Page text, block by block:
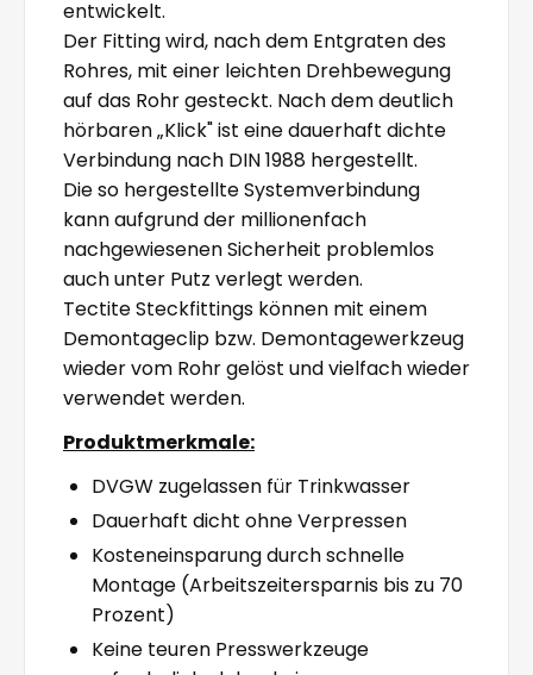
entwickelt.
Der Fitting wird, nach dem Entgraten des
Rohres, mit einer leichten Drehbewegung
auf das Rohr gesteckt. Nach dem deutlich
hörbaren „Klick" ist eine dauerhaft dichte
Verbindung nach DIN 1988 hergestellt.
Die so hergestellte Systemverbindung
kann aufgrund der millionenfach
nachgewiesenen Sicherheit problemlos
auch unter Putz verlegt werden.
Tectite Steckfittings können mit einem
Demontageclip bzw. Demontagewerkzeug
wieder vom Rohr gelöst und vielfach wieder
verwendet werden.
Produktmerkmale:
DVGW zugelassen für Trinkwasser
Dauerhaft dicht ohne Verpressen
Kosteneinsparung durch schnelle
Montage (Arbeitszeitersparnis bis zu 70
Prozent)
Keine teuren Presswerkzeuge